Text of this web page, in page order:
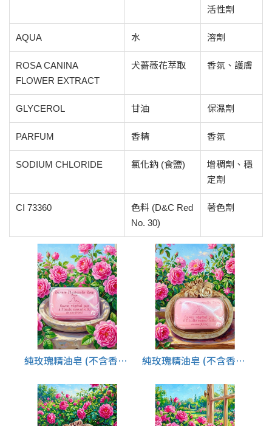
活性劑
AQUA 水 溶劑
ROSA CANINA
FLOWER EXTRACT
犬薔薇花萃取 香氛、護膚
GLYCEROL 甘油 保濕劑
PARFUM 香精 香氛
SODIUM CHLORIDE 氯化鈉 (食鹽)
增稠劑、穩
定劑
CI 73360
色料 (D&C Red
No. 30)
著色劑
純玫瑰精油皂 (不含香皂底座) 純玫瑰精油皂 (不含香皂底座)兩個特價$1280